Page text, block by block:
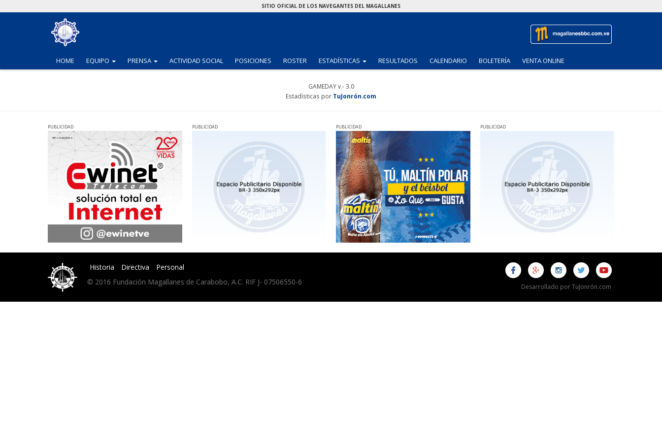
SITIO OFICIAL DE LOS NAVEGANTES DEL MAGALLANES
HOME EQUIPO (CURRENT)
PRENSA (CURRENT)
ACTIVIDAD SOCIAL POSICIONES ROSTER ESTADÍSTICAS (CURRENT)
RESULTADOS CALENDARIO BOLETERÍA VENTA ONLINE
GAMEDAY v.- 3.0
Estadísticas por TuJonrón.com
PUBLICIDAD PUBLICIDAD PUBLICIDAD PUBLICIDAD
Historia Directiva
Personal
© 2016 Fundación Magallanes de Carabobo, A.C. RIF J- 07506550-6
Desarrollado por TuJonrón.com